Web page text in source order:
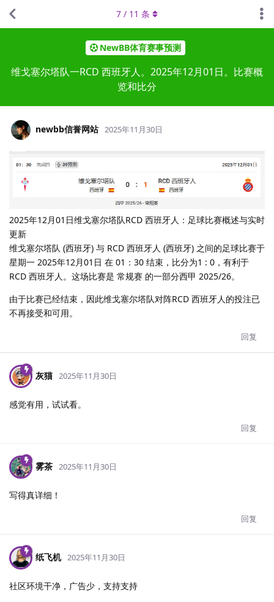
NewBB体育赛事预测
维戈塞尔塔队一RCD 西班牙人。2025年12月01日。比赛概
览和比分
7 / 11 条
newbb信誉网站 2025年11月30日
2025年12月01日维戈塞尔塔队RCD 西班牙人：足球比赛概述与实时
更新
维戈塞尔塔队 (西班牙) 与 RCD 西班牙人 (西班牙) 之间的足球比赛于
星期一 2025年12月01日 在 01：30 结束，比分为1 : 0，有利于
RCD 西班牙人。这场比赛是 常规赛 的一部分西甲 2025/26。
由于比赛已经结束，因此维戈塞尔塔队对阵RCD 西班牙人的投注已
不再接受和可用。
回复
灰猫 2025年11月30日
感觉有用，试试看。
回复
雾茶 2025年11月30日
写得真详细！
回复
纸飞机 2025年11月30日
社区环境干净，广告少，支持支持